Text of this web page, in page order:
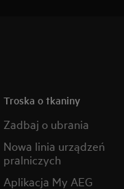
Troska o tkaniny
Zadbaj o ubrania
Nowa linia urządzeń
pralniczych
Aplikacja My AEG